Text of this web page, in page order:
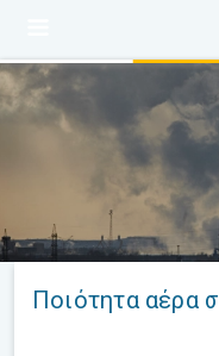
Ποιότητα αέρα